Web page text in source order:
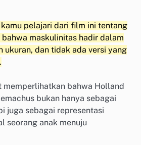
pelajari dari film ini tentang
maskulinitas hadir dalam
ukuran, dan tidak ada versi yang
memperlihatkan bahwa Holland
bukan hanya sebagai
juga sebagai representasi
seorang anak menuju